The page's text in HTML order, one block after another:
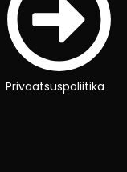
Privaatsuspoliitika